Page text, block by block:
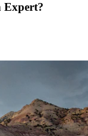
Expert?